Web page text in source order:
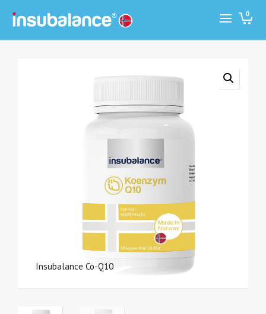
0
Insubalance Co-Q10